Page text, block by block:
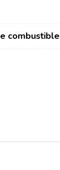
combustible
Zadar
Split